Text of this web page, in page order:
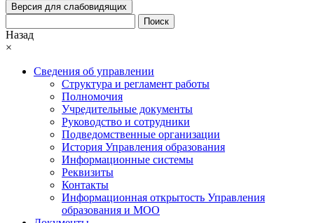
Версия для слабовидящих
Поиск
Назад
×
Сведения об управлении
Структура и регламент работы
Полномочия
Учредительные документы
Руководство и сотрудники
Подведомственные организации
История Управления образования
Информационные системы
Реквизиты
Контакты
Информационная открытость Управления
образования и МОО